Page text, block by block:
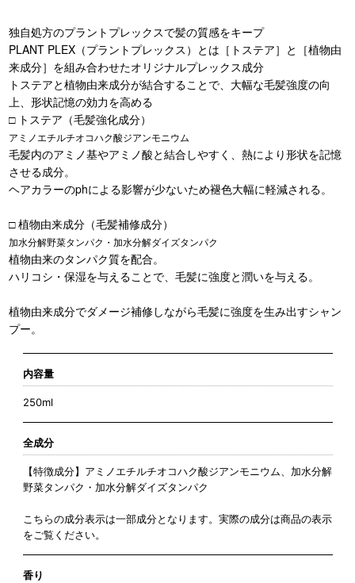
独自処方のプラントプレックスで髪の質感をキープ
PLANT PLEX（プラントプレックス）とは［トステア］と［植物由
来成分］を組み合わせたオリジナルプレックス成分
トステアと植物由来成分が結合することで、大幅な毛髪強度の向
上、形状記憶の効力を高める
□ トステア（毛髪強化成分）
アミノエチルチオコハク酸ジアンモニウム
毛髪内のアミノ基やアミノ酸と結合しやすく、熱により形状を記憶
させる成分。
ヘアカラーのphによる影響が少ないため褪色大幅に軽減される。
□ 植物由来成分（毛髪補修成分）
加水分解野菜タンパク・加水分解ダイズタンパク
植物由来のタンパク質を配合。
ハリコシ・保湿を与えることで、毛髪に強度と潤いを与える。
植物由来成分でダメージ補修しながら毛髪に強度を生み出すシャン
プー。
内容量
250ml
全成分
【特徴成分】アミノエチルチオコハク酸ジアンモニウム、加水分解
野菜タンパク・加水分解ダイズタンパク
こちらの成分表示は一部成分となります。実際の成分は商品の表示
をご覧ください。
香り